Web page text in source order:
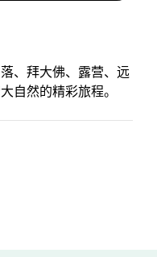
、拜大佛、露营、远
自然的精彩旅程。